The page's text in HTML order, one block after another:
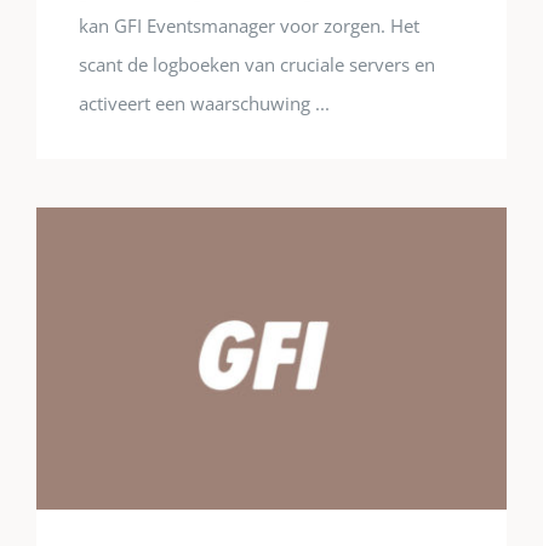
kan GFI Eventsmanager voor zorgen. Het
scant de logboeken van cruciale servers en
activeert een waarschuwing ...